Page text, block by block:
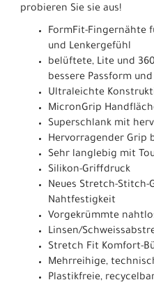
probieren Sie sie aus!
FormFit-Fingernähte
und Lenkergefühl
belüftete, Lite und
bessere Passform
Ultraleichte
MicronGrip
Superschlank mit
Hervorragender Grip
Sehr langlebig mit
Silikon-Griffdruck
Neues Stretch-Stitch-
Nahtfestigkeit
Vorgekrümmte
Linsen/
Stretch Fit Komfort-
Mehrreihige,
Plastikfreie,